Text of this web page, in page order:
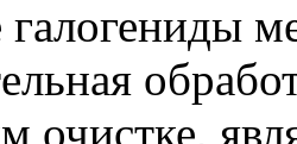
очистке,